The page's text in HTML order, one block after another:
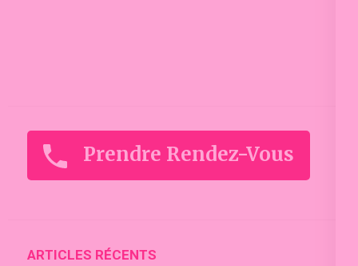
Prendre Rendez-Vous
ARTICLES RÉCENTS